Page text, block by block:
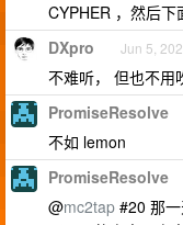
CYPHER ，然后
DXpro Jun 5,
不难听， 但也不用
PromiseResolve
不如 lemon
PromiseResolve
@mc2tap #20 那